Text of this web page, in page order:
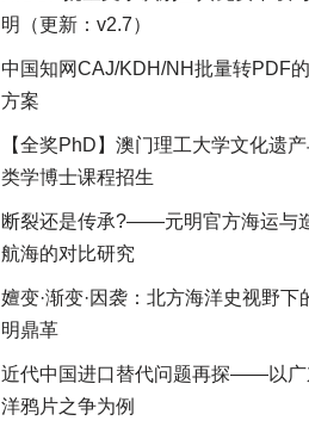
明（更新：v2.7）
中国知网CAJ/KDH/NH批量转PDF
方案
【全奖PhD】澳门理工大学文化遗产
类学博士课程招生
断裂还是传承?——元明官方海运与
航海的对比研究
嬗变·渐变·因袭：北方海洋史视野下
明鼎革
近代中国进口替代问题再探——以广
洋鸦片之争为例